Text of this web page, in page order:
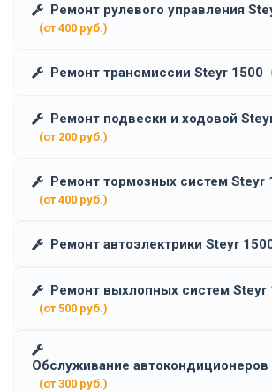
Ремонт рулевого управления
(от 400 руб.)
Ремонт трансмиссии Steyr 1500
Ремонт подвески и ходовой
(от 200 руб.)
Ремонт тормозных систем Steyr
(от 400 руб.)
Ремонт автоэлектрики Steyr
Ремонт выхлопных систем Steyr
(от 500 руб.)
Обслуживание автокондиционеров
(от 300 руб.)